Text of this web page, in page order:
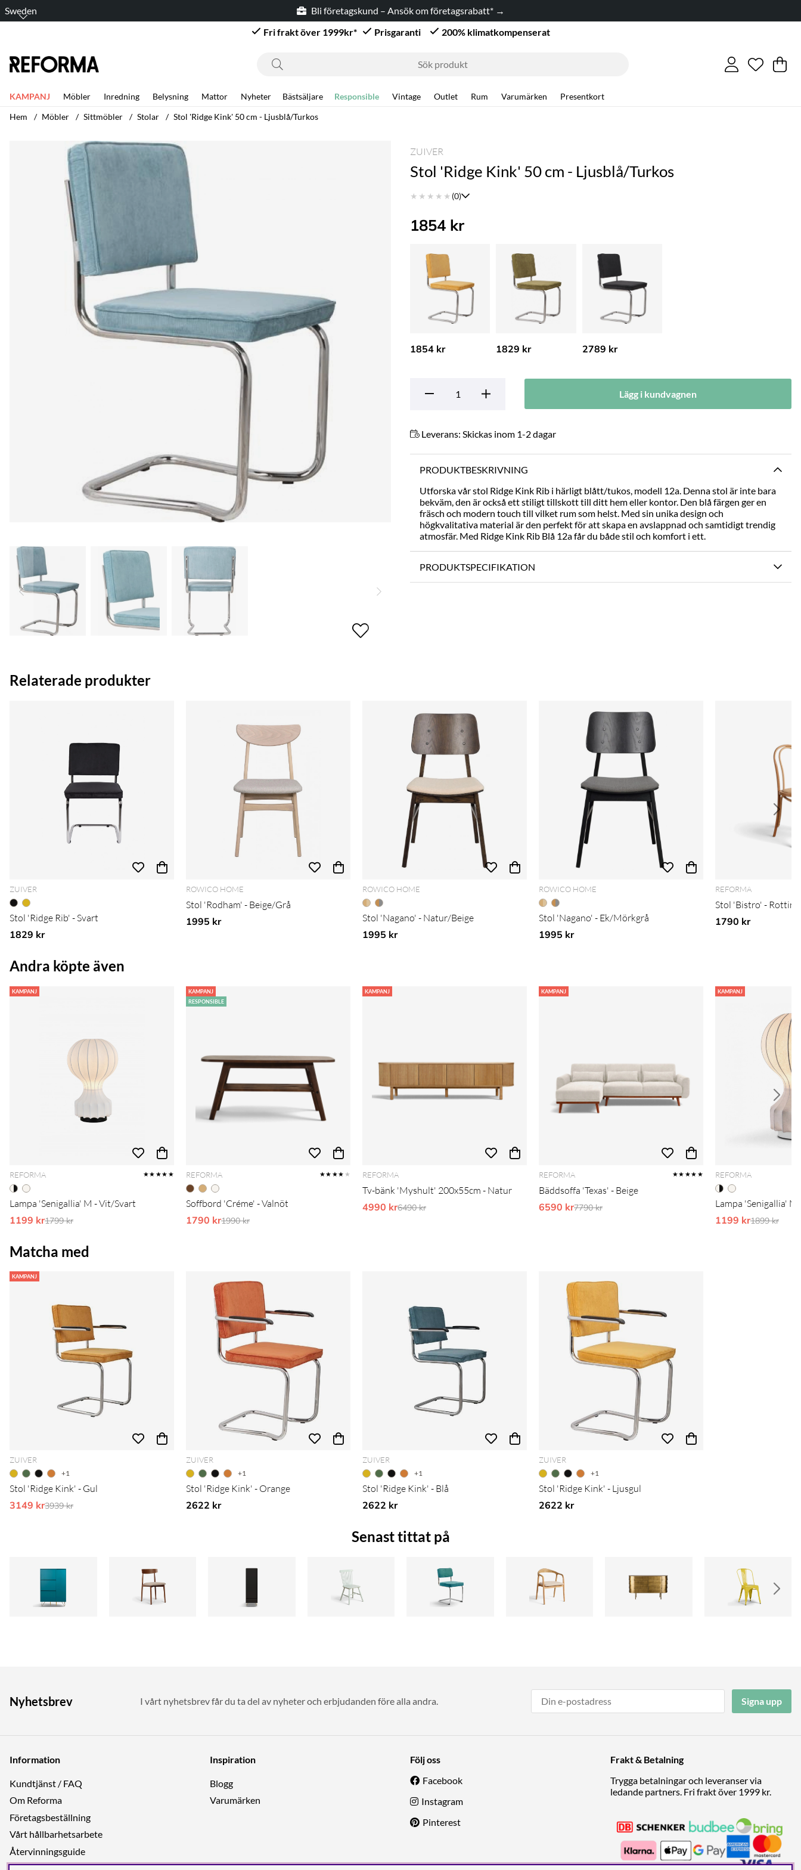
Sweden
Bli företagskund – Ansök om företagsrabatt* →
Fri frakt över 1999kr*
Prisgaranti 200% klimatkompenserat
Antal i
. .
KAMPANJ Möbler Inredning Belysning Mattor Nyheter Bästsäljare Responsible Vintage Outlet Rum Varumärken
Presentkort
Hem
Möbler Sittmöbler Stolar Stol 'Ridge Kink' 50 cm - Ljusblå/Turkos
Produktbilder Stol 'Ridge Kink' 50 cm - Ljusblå/Turkos ZUIVER
Stol 'Ridge Kink' 50 cm - Ljusblå/Turkos
★ ★ ★ ★ ★ (0)
1854 kr
1854 kr 1829 kr 2789 kr
Lägg i kundvagnen
Leverans: Skickas inom 1-2 dagar
PRODUKTBESKRIVNING
Utforska vår stol Ridge Kink Rib i härligt blått/tukos, modell 12a. Denna stol är inte bara
bekväm, den är också ett stiligt tillskott till ditt hem eller kontor. Den blå färgen ger en
fräsch och modern touch till vilket rum som helst. Med sin unika design och
högkvalitativa material är den perfekt för att skapa en avslappnad och samtidigt trendig
atmosfär. Med Ridge Kink Rib Blå 12a får du både stil och komfort i ett.
PRODUKTSPECIFIKATION
Relaterade produkter
ZUIVER
Stol 'Ridge Rib' - Svart
1829 kr
ROWICO HOME
Stol 'Rodham' - Beige/Grå
1995 kr
ROWICO HOME
Stol 'Nagano' - Natur/Beige
1995 kr
ROWICO HOME
Stol 'Nagano' - Ek/Mörkgrå
1995 kr
REFORMA
Stol 'Bistro' -
1790 kr
Andra köpte även
KAMPANJ
REFORMA ★★★★★
Lampa 'Senigallia' M - Vit/Svart
1199 krOrdinarie pris:
1799 kr
KAMPANJ
RESPONSIBLE
REFORMA ★★★★ ★
Soffbord 'Créme' - Valnöt
1790 krOrdinarie pris:
1990 kr
KAMPANJ
REFORMA
Tv-bänk 'Myshult' 200x55cm - Natur
4990 krOrdinarie pris:
6490 kr
KAMPANJ
REFORMA ★★★★★
Bäddsoffa 'Texas' - Beige
6590 krOrdinarie pris:
7790 kr
KAMPANJ
REFORMA
Lampa 'Senigallia' M
1199 krOrdinarie
1899 kr
Matcha med
KAMPANJ
ZUIVER
+1
Stol 'Ridge Kink' - Gul
3149 krOrdinarie pris:
3939 kr
ZUIVER
+1
Stol 'Ridge Kink' - Orange
2622 kr
ZUIVER
+1
Stol 'Ridge Kink' - Blå
2622 kr
ZUIVER
+1
Stol 'Ridge Kink' - Ljusgul
2622 kr
Senast tittat på
Nyhetsbrev I vårt nyhetsbrev får du ta del av nyheter och erbjudanden före alla andra. Signa upp
Information
Kundtjänst / FAQ
Om Reforma
Företagsbeställning
Vårt hållbarhetsarbete
Återvinningsguide
Inspiration
Blogg
Varumärken
Följ oss
Facebook
Instagram
Pinterest
Frakt & Betalning
Trygga betalningar och leveranser via
ledande partners. Fri frakt över 1999 kr.